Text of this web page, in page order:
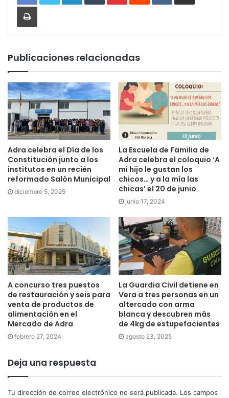
Imprimir
Publicaciones relacionadas
Adra celebra el Día de los
Constitución junto a los
institutos en un recién
reformado Salón Municipal
diciembre 5, 2025
La Escuela de Familia de
Adra celebra el coloquio ‘A
mi hijo le gustan los
chicos… y a la mía las
chicas’ el 20 de junio
junio 17, 2024
A concurso tres puestos
de restauración y seis para
venta de productos de
alimentación en el
Mercado de Adra
febrero 27, 2024
La Guardia Civil detiene en
Vera a tres personas en un
altercado con arma
blanca y descubren más
de 4kg de estupefacientes
agosto 23, 2025
Deja una respuesta
Tu dirección de correo electrónico no será publicada. Los campos